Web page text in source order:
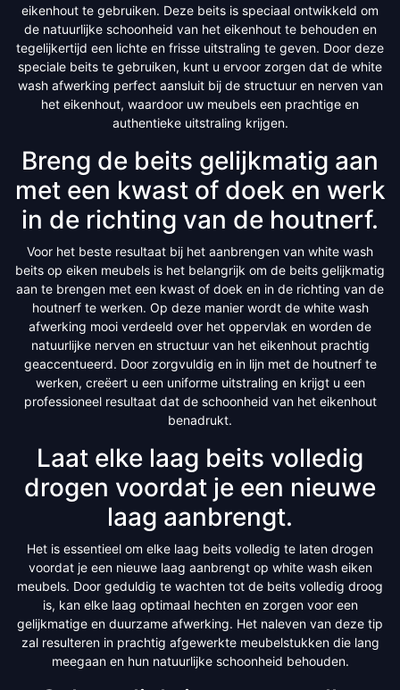
eikenhout te gebruiken. Deze beits is speciaal ontwikkeld om
de natuurlijke schoonheid van het eikenhout te behouden en
tegelijkertijd een lichte en frisse uitstraling te geven. Door deze
speciale beits te gebruiken, kunt u ervoor zorgen dat de white
wash afwerking perfect aansluit bij de structuur en nerven van
het eikenhout, waardoor uw meubels een prachtige en
authentieke uitstraling krijgen.
Breng de beits gelijkmatig aan
met een kwast of doek en werk
in de richting van de houtnerf.
Voor het beste resultaat bij het aanbrengen van white wash
beits op eiken meubels is het belangrijk om de beits gelijkmatig
aan te brengen met een kwast of doek en in de richting van de
houtnerf te werken. Op deze manier wordt de white wash
afwerking mooi verdeeld over het oppervlak en worden de
natuurlijke nerven en structuur van het eikenhout prachtig
geaccentueerd. Door zorgvuldig en in lijn met de houtnerf te
werken, creëert u een uniforme uitstraling en krijgt u een
professioneel resultaat dat de schoonheid van het eikenhout
benadrukt.
Laat elke laag beits volledig
drogen voordat je een nieuwe
laag aanbrengt.
Het is essentieel om elke laag beits volledig te laten drogen
voordat je een nieuwe laag aanbrengt op white wash eiken
meubels. Door geduldig te wachten tot de beits volledig droog
is, kan elke laag optimaal hechten en zorgen voor een
gelijkmatige en duurzame afwerking. Het naleven van deze tip
zal resulteren in prachtig afgewerkte meubelstukken die lang
meegaan en hun natuurlijke schoonheid behouden.